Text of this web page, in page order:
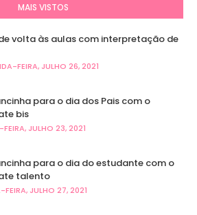
MAIS VISTOS
volta às aulas com interpretação de
FEIRA, JULHO 26, 2021
para o dia dos Pais com o
bis
FEIRA, JULHO 23, 2021
para o dia do estudante com o
talento
FEIRA, JULHO 27, 2021